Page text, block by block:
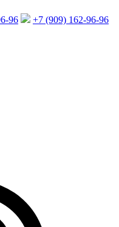
96 +7 (909) 162-96-96